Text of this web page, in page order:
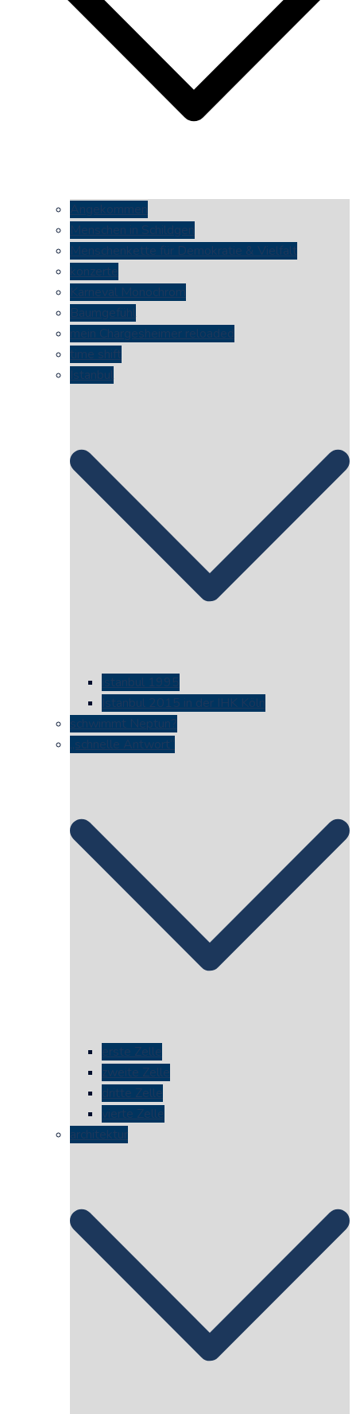
Angekommen
Menschen in Schildgen
Menschenkette für Demokratie & Vielfalt
konzerte
Karneval Monochrom
Baumgefühl
mein Chargesheimer reloaded
time shift
Istanbul
istanbul 1995
Istanbul 2015 in der IHK Köln
schwimmt Neptun?
„schnelle Antwort“
erste Zelle
zweite Zelle
dritte Zelle
vierte Zelle
architektur